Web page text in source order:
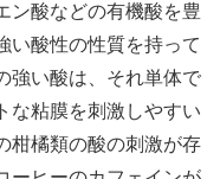
ン酸などの有機酸を豊
い酸性の性質を持って
強い酸は、それ単体で
な粘膜を刺激しやすい
柑橘類の酸の刺激が存